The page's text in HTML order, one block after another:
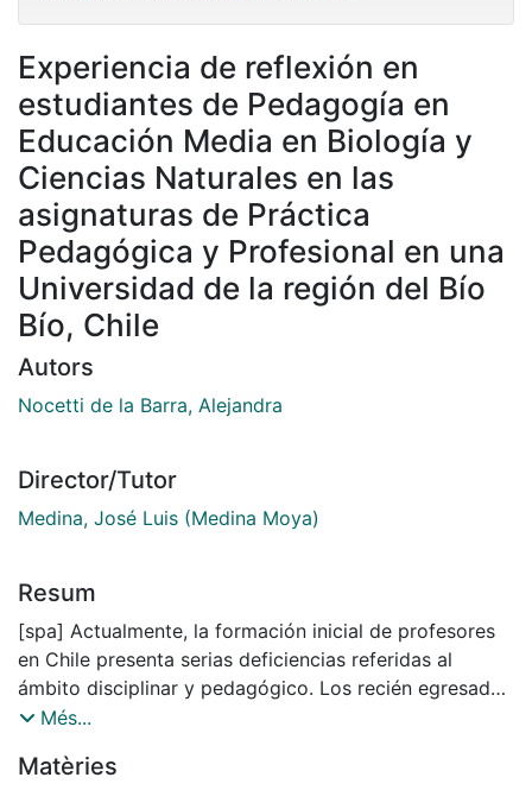
Experiencia de reflexión en
estudiantes de Pedagogía en
Educación Media en Biología y
Ciencias Naturales en las
asignaturas de Práctica
Pedagógica y Profesional en una
Universidad de la región del Bío
Bío, Chile
Autors
Nocetti de la Barra, Alejandra
Director/Tutor
Medina, José Luis (Medina Moya)
Resum
[spa] Actualmente, la formación inicial de profesores
en Chile presenta serias deficiencias referidas al
ámbito disciplinar y pedagógico. Los recién egresados
de las carreras de pedagogías no manejan totalmente
las habilidades docentes necesarias para responder a
Més...
Matèries